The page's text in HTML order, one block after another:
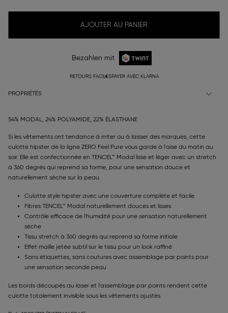
AJOUTER AU PANIER
Bezahlen mit
RETOURS FACILESPAYER AVEC KLARNA
PROPRIÉTÉS
54% MODAL, 24% POLYAMIDE, 22% ÉLASTHANE
Si les vêtements ont tendance à irriter ou à laisser des marques, cette
culotte hipster de la ligne ZERO Feel Pure vous garde à l'aise du matin au
soir. Elle est confectionnée en TENCEL™ Modal lisse et léger avec un stretch
à 360 degrés qui reprend sa forme, pour une sensation douce et
naturellement sèche sur la peau.
Culotte style hipster avec une couverture complète et facile
Fibres TENCEL™ Modal naturellement douces et lisses
Contrôle efficace de l'humidité pour une sensation naturellement
sèche
Tissu stretch à 360 degrés qui reprend sa forme initiale
Effet maille jetée subtil sur le tissu pour un look raffiné
Sans étiquettes, sans coutures avec assemblage par points pour
une sensation seconde peau
Les bords découpés au laser et l'assemblage par points rendent cette
culotte totalement invisible sous les vêtements ajustés.